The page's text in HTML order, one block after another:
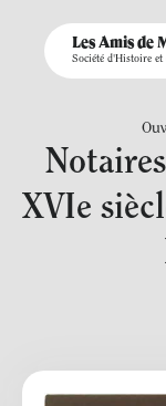
Les Amis de
Société d'Histoire et
XVIe